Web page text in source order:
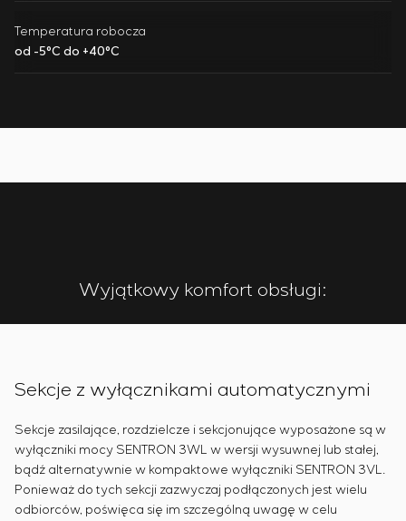
Temperatura robocza
od -5°C do +40°C
Wyjątkowy komfort obsługi:
Sekcje z wyłącznikami automatycznymi
Sekcje zasilające, rozdzielcze i sekcjonujące wyposażone są w
wyłączniki mocy SENTRON 3WL w wersji wysuwnej lub stałej,
bądź alternatywnie w kompaktowe wyłączniki SENTRON 3VL.
Ponieważ do tych sekcji zazwyczaj podłączonych jest wielu
odbiorców, poświęca się im szczególną uwagę w celu